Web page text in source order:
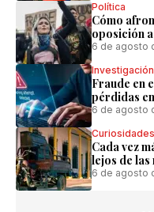
Política
Cómo
oposición
6 de agosto
Investigación
Fraude en
pérdidas
6 de agosto
Curiosidades
Cada vez
lejos de las
6 de agosto